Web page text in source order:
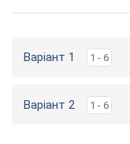
Варіант 1 1 - 6
Варіант 2 1 - 6